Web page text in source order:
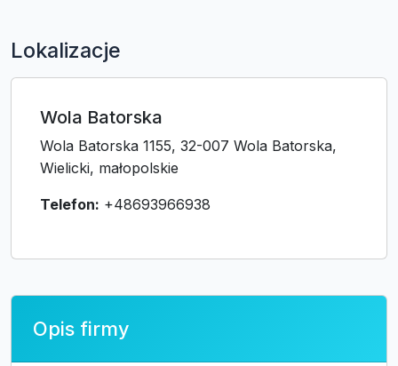
Lokalizacje
Wola Batorska
Wola Batorska 1155, 32-007 Wola Batorska,
Wielicki, małopolskie
Telefon: +48693966938
Opis firmy